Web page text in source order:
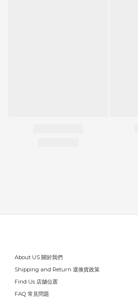
About US 關於我們
Shipping and Return 退換貨政策
Find Us 店舖位置
FAQ 常見問題